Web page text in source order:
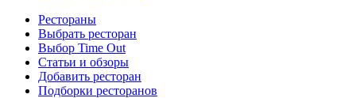
Рестораны
Выбрать ресторан
Выбор Time Out
Статьи и обзоры
Добавить ресторан
Подборки ресторанов